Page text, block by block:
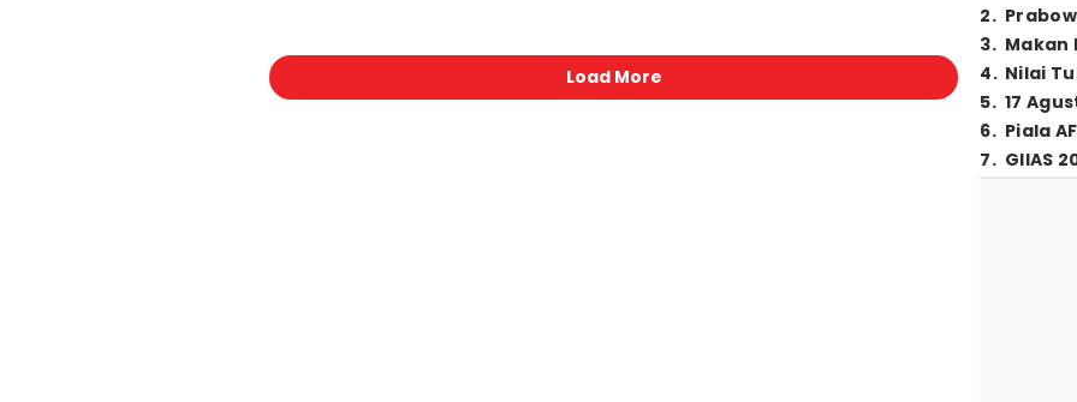
Load More
2.
3. Makan
4. Nilai
5. 17
6. Piala
7. GIIAS